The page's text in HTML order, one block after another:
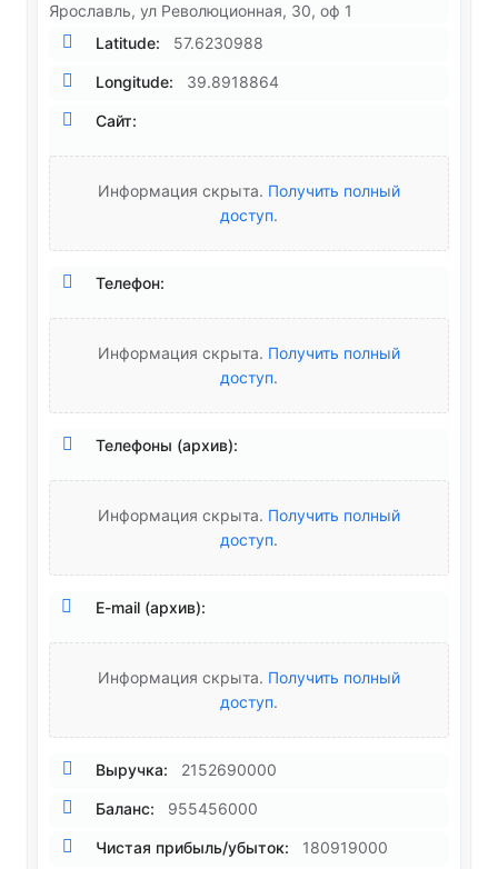
Ярославль, ул Революционная, 30, оф 1
Latitude:
57.6230988
Longitude: 39.8918864
Сайт:
Информация скрыта. Получить полный
доступ.
Телефон:
Информация скрыта. Получить полный
доступ.
Телефоны (архив):
Информация скрыта. Получить полный
доступ.
E-mail (архив):
Информация скрыта. Получить полный
доступ.
Выручка: 2152690000
Баланс: 955456000
Чистая прибыль/убыток: 180919000